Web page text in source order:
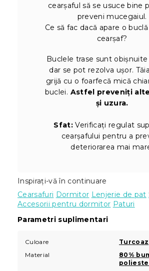
cearșaful să se usuce bine
preveni mucegaiul.
Ce să fac dacă apare o
cearșaf?
Buclele trase sunt
dar se pot rezolva ușor.
grijă cu o foarfecă mică
buclei. Astfel preveniți
și uzura.
Sfat: Verificați regulat
cearșafului pentru a
deteriorarea mai
Inspirați-vă în continuare
Cearsafuri Dormitor Lenjerie de pat
Accesorii pentru dormitor Paturi
Parametri suplimentari
Culoare
Turcoaz
Material
80%